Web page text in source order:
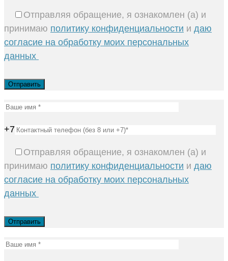
Отправляя обращение, я ознакомлен (а) и
принимаю политику конфиденциальности и даю
согласие на обработку моих персональных
данных
+7
Отправляя обращение, я ознакомлен (а) и
принимаю политику конфиденциальности и даю
согласие на обработку моих персональных
данных